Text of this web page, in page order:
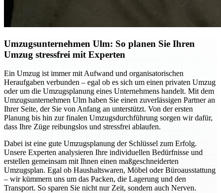
Umzugsunternehmen Ulm: So planen Sie Ihren
Umzug stressfrei mit Experten
Ein Umzug ist immer mit Aufwand und organisatorischen
Heraufgaben verbunden – egal ob es sich um einen privaten Umzug
oder um die Umzugsplanung eines Unternehmens handelt. Mit dem
Umzugsunternehmen Ulm haben Sie einen zuverlässigen Partner an
Ihrer Seite, der Sie von Anfang an unterstützt. Von der ersten
Planung bis hin zur finalen Umzugsdurchführung sorgen wir dafür,
dass Ihre Züge reibungslos und stressfrei ablaufen.
Dabei ist eine gute Umzugsplanung der Schlüssel zum Erfolg.
Unsere Experten analysieren Ihre individuellen Bedürfnisse und
erstellen gemeinsam mit Ihnen einen maßgeschneiderten
Umzugsplan. Egal ob Haushaltswaren, Möbel oder Büroausstattung
– wir kümmern uns um das Packen, die Lagerung und den
Transport. So sparen Sie nicht nur Zeit, sondern auch Nerven.